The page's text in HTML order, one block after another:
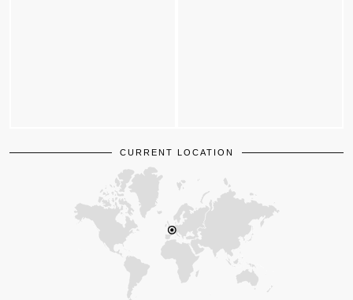
CURRENT LOCATION